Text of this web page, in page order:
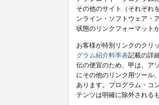
その他のサイト（それぞれ
ンライン・ソフトウェア・
状態のリンクフォーマット
お客様が特別リンクのクリ
グラム紹介料率表記載の詳
伝の便宜のため、甲は、ア
にその他のリンク用ツール
あります。プログラム・コ
テンツは明確に除外される